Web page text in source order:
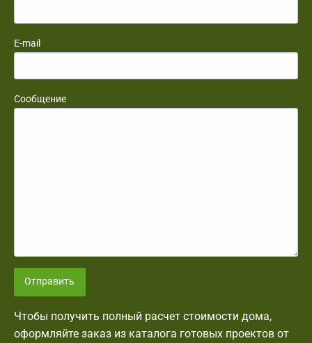
E-mail
Сообщение
Отправить
Чтобы получить полный расчет стоимости дома,
оформляйте заказ из каталога готовых проектов от